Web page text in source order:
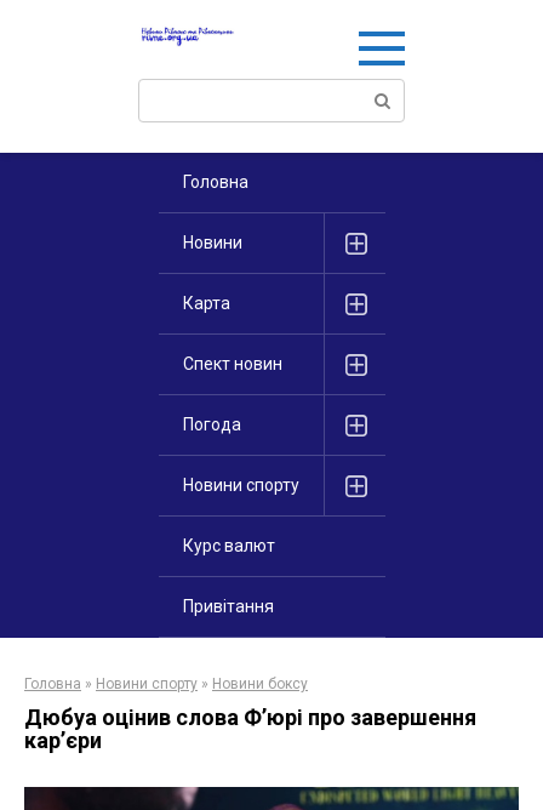
Поиск:
Головна
Новини
Карта
Спект новин
Погода
Новини спорту
Курс валют
Привітання
Головна » Новини спорту » Новини боксу
Дюбуа оцінив слова Ф’юрі про завершення
кар’єри